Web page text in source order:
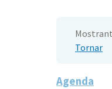
Tornar
Agenda